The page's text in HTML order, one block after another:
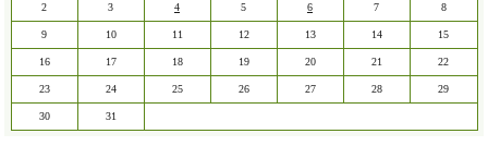
2 3 4 5 6 7 8
9 10 11 12 13 14 15
16 17 18 19 20 21 22
23 24 25 26 27 28 29
30 31